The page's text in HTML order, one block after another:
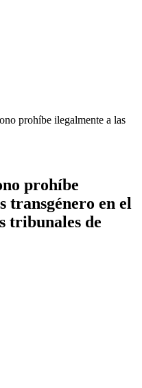
prohíbe ilegalmente a las
prohíbe
transgénero en el
tribunales de